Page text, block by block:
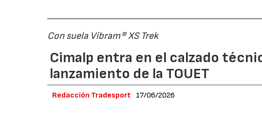
Con suela Vibram® XS Trek
Cimalp entra en el calzado
lanzamiento de la TOUET
Redacción Tradesport 17/06/2026